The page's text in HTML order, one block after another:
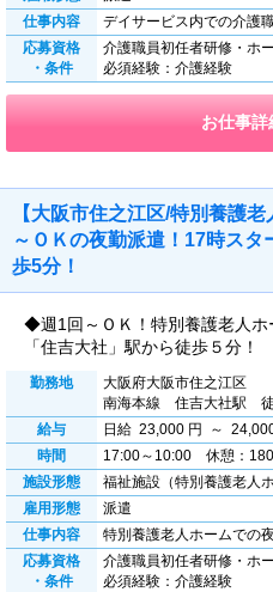
仕事内容
デイサービス内での介護
応募資格
・条件
介護職員初任者研修・ホ
必須経験：介護経験
お仕事詳
【大阪市住之江区/特別養護
～ＯＫの夜勤派遣！17時ス
歩5分！
◆週1回～ＯＫ！特別養護老人
「住吉大社」駅から徒歩５分！
勤務地
大阪府大阪市住之江区
南海本線 住吉大社駅
給与
日給 23,000 円 ～
時間
17:00～10:00 休憩：
施設形態
福祉施設（特別養護老人ホ
雇用形態
派遣
仕事内容
特別養護老人ホームでの
応募資格
・条件
介護職員初任者研修・ホ
必須経験：介護経験